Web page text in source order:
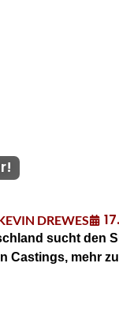
DREWES
sucht den
Castings, mehr